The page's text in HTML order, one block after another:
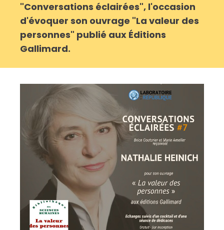
"Conversations éclairées", l'occasion
d'évoquer son ouvrage "La valeur des
personnes" publié aux Éditions
Gallimard.